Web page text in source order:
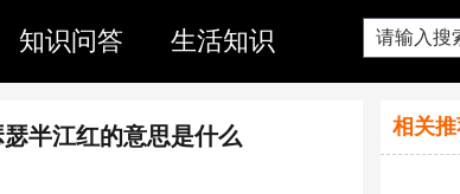
知识问答 生活知识
半江红的意思是什么 相关